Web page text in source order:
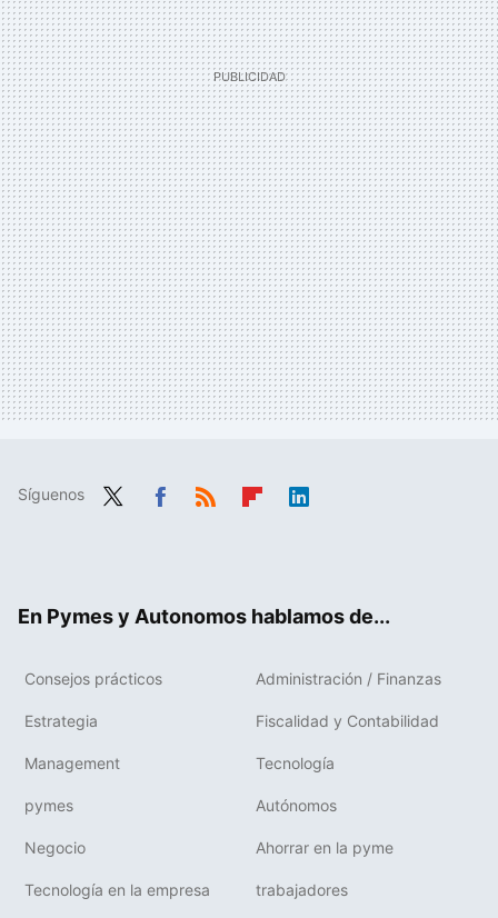
Síguenos
En Pymes y Autonomos hablamos de...
Consejos prácticos Administración / Finanzas
Estrategia Fiscalidad y Contabilidad
Management Tecnología
pymes Autónomos
Negocio Ahorrar en la pyme
Tecnología en la empresa trabajadores